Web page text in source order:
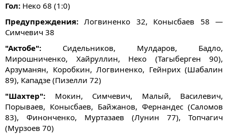
Гол: Неко 68 (1:0)
Предупреждения:Логвиненко 32, Конысбаев 58 —
Симчевич 38
"Актобе": Сидельников, Мулдаров, Бадло,
Мирошниченко, Хайруллин, Неко (Тагыберген 90),
Арзуманян, Коробкин, Логвиненко, Гейнрих (Шабалин
89), Кападзе (Пизелли 72)
"Шахтер": Мокин, Симчевич, Малый, Василевич,
Порываев, Конысбаев, Байжанов, Фернандес (Саломов
83), Финонченко, Муртазаев (Лунин 77), Топчагич
(Мурзоев 70)